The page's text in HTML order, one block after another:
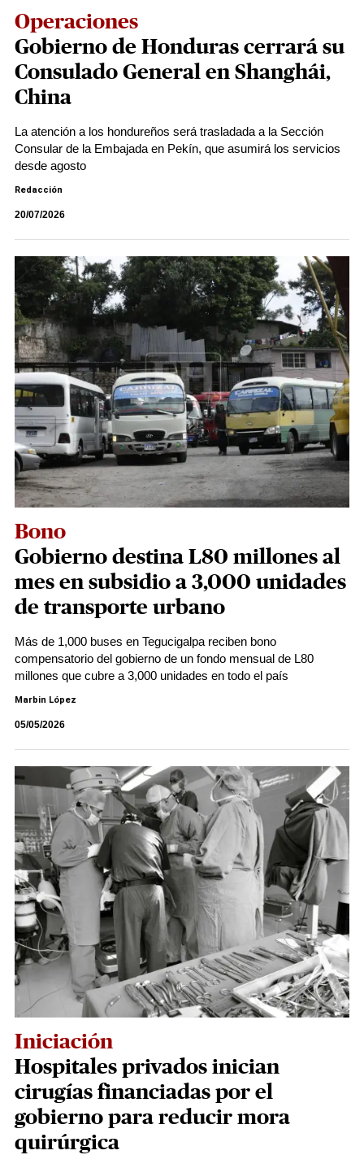
Operaciones
Gobierno de Honduras cerrará su
Consulado General en Shanghái,
China
La atención a los hondureños será trasladada a la Sección
Consular de la Embajada en Pekín, que asumirá los servicios
desde agosto
Redacción
20/07/2026
Bono
Gobierno destina L80 millones al
mes en subsidio a 3,000 unidades
de transporte urbano
Más de 1,000 buses en Tegucigalpa reciben bono
compensatorio del gobierno de un fondo mensual de L80
millones que cubre a 3,000 unidades en todo el país
Marbin López
05/05/2026
Iniciación
Hospitales privados inician
cirugías financiadas por el
gobierno para reducir mora
quirúrgica